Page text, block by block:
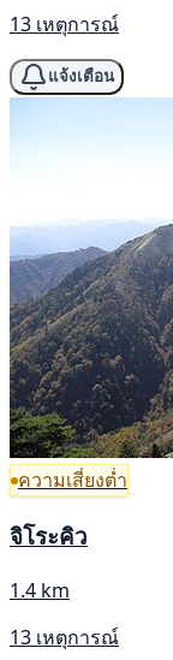
13 เหตุการณ์
แจ้งเตือน
ความเสี่ยงต่ำ
จิโระคิว
1.4 km
13 เหตุการณ์